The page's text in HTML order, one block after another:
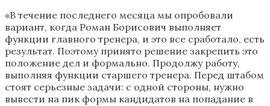
«В течение последнего месяца мы опробовали
вариант, когда Роман Борисович выполняет
функции главного тренера, и это все сработало, есть
результат. Поэтому принято решение закрепить это
положение дел и формально. Продолжу работу,
выполняя функции старшего тренера. Перед штабом
стоят серьезные задачи: с одной стороны, нужно
вывести на пик формы кандидатов на попадание в